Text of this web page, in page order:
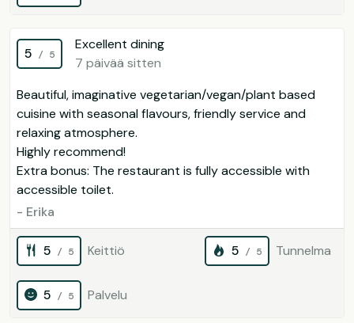
5 / 5
Excellent dining
7 päivää sitten
Beautiful, imaginative vegetarian/vegan/plant based
cuisine with seasonal flavours, friendly service and
relaxing atmosphere.
Highly recommend!
Extra bonus: The restaurant is fully accessible with
accessible toilet.
- Erika
5 / 5 Keittiö 5 / 5 Tunnelma
5 / 5 Palvelu